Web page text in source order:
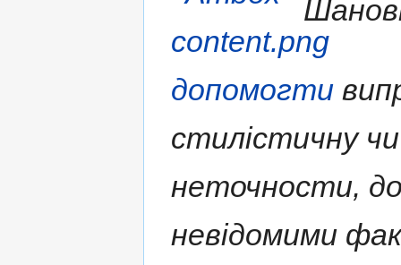
допомогти
стилістичну
неточности,
невідомими